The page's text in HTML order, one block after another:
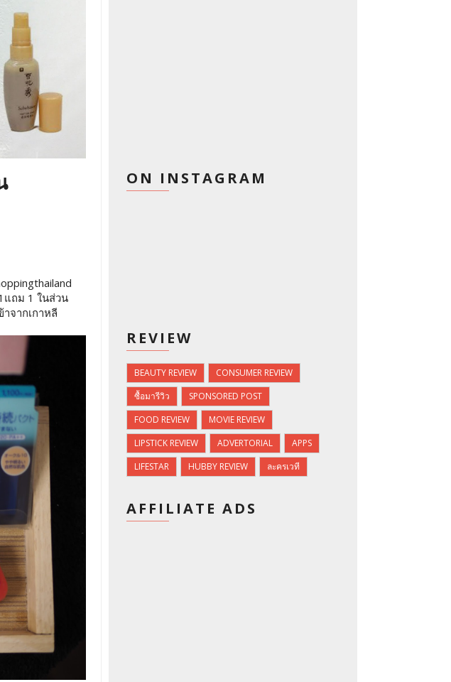
แถม 1 ในส่วน
จากเกาหลี
ON INSTAGRAM
REVIEW
BEAUTY REVIEW
CONSUMER REVIEW
ซื้อมารีวิว
SPONSORED POST
FOOD REVIEW
MOVIE REVIEW
LIPSTICK REVIEW
ADVERTORIAL
APPS
LIFESTAR
HUBBY REVIEW ละครเวที
AFFILIATE ADS